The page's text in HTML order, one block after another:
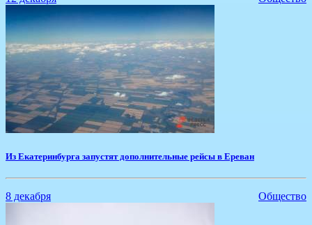
Из Екатеринбурга запустят дополнительные рейсы в Ереван
8 декабря Общество